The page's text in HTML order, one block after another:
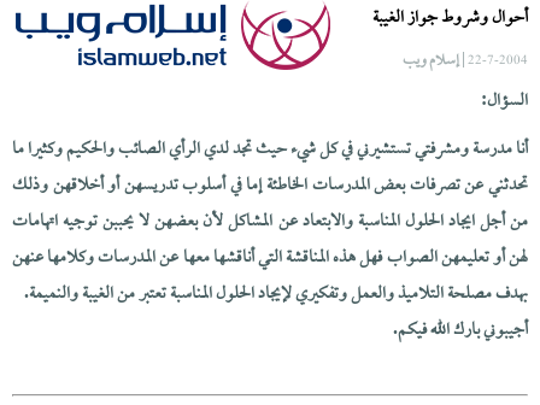
أحوال وشروط جواز الغيبة
22-7-2004| إسلام ويب
السؤال:
أنا مدرسة ومشرفتي تستشيرني في كل شيء حيث تجد لدي الرأي الصائب والحكيم وكثيرا ما
تحدثني عن تصرفات بعض المدرسات الخاطئة إما في أسلوب تدريسهن أو أخلاقهن وذلك
من أجل ايجاد الحلول المناسبة والابتعاد عن المشاكل لأن بعضهن لا يحببن توجيه اتهامات
لهن أو تعليمهن الصواب فهل هذه المناقشة التي أناقشها معها عن المدرسات وكلامها عنهن
بهدف مصلحة التلاميذ والعمل وتفكيري لإيجاد الحلول المناسبة تعتبر من الغيبة والنميمة.
أجيبوني بارك الله فيكم.